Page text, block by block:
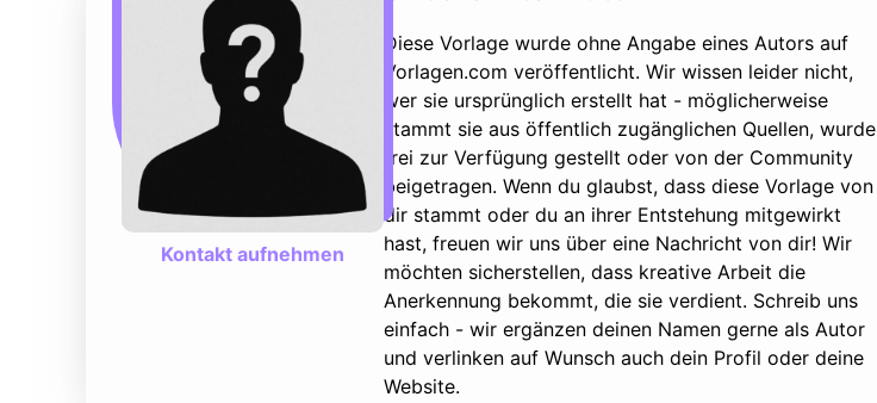
Kontakt aufnehmen
Diese Vorlage wurde ohne Angabe eines Autors auf
Vorlagen.com veröffentlicht. Wir wissen leider nicht,
wer sie ursprünglich erstellt hat - möglicherweise
stammt sie aus öffentlich zugänglichen Quellen, wurde
frei zur Verfügung gestellt oder von der Community
beigetragen. Wenn du glaubst, dass diese Vorlage von
dir stammt oder du an ihrer Entstehung mitgewirkt
hast, freuen wir uns über eine Nachricht von dir! Wir
möchten sicherstellen, dass kreative Arbeit die
Anerkennung bekommt, die sie verdient. Schreib uns
einfach - wir ergänzen deinen Namen gerne als Autor
und verlinken auf Wunsch auch dein Profil oder deine
Website.